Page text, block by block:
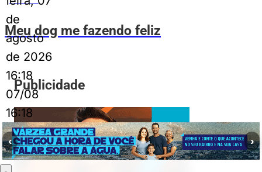
de
agosto
de 2026
16:18
07/08
16:18
‹ ›
Meu dog me fazendo feliz
Publicidade